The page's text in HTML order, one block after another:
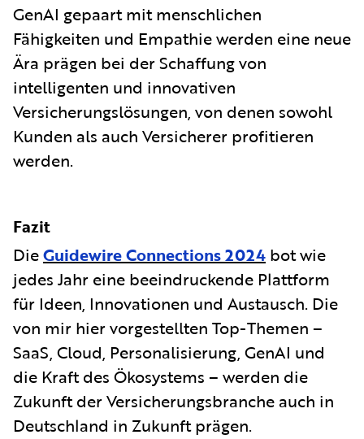
GenAI gepaart mit menschlichen
Fähigkeiten und Empathie werden eine neue
Ära prägen bei der Schaffung von
intelligenten und innovativen
Versicherungslösungen, von denen sowohl
Kunden als auch Versicherer profitieren
werden.
Fazit
DieGuidewire Connections 2024 bot wie
jedes Jahr eine beeindruckende Plattform
für Ideen, Innovationen und Austausch. Die
von mir hier vorgestellten Top-Themen –
SaaS, Cloud, Personalisierung, GenAI und
die Kraft des Ökosystems – werden die
Zukunft der Versicherungsbranche auch in
Deutschland in Zukunft prägen.